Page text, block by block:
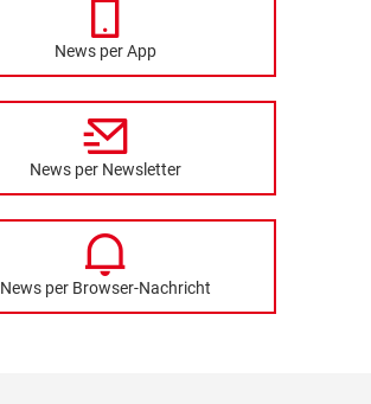
News per App
News per Newsletter
News per Browser-Nachricht